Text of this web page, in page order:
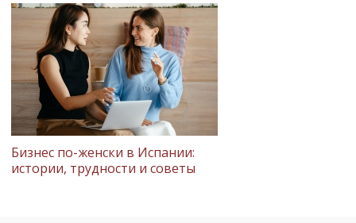
Бизнес по-женски в Испании:
истории, трудности и советы